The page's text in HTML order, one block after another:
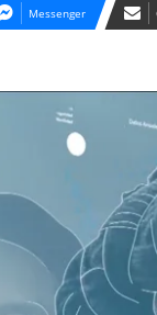
Messenger